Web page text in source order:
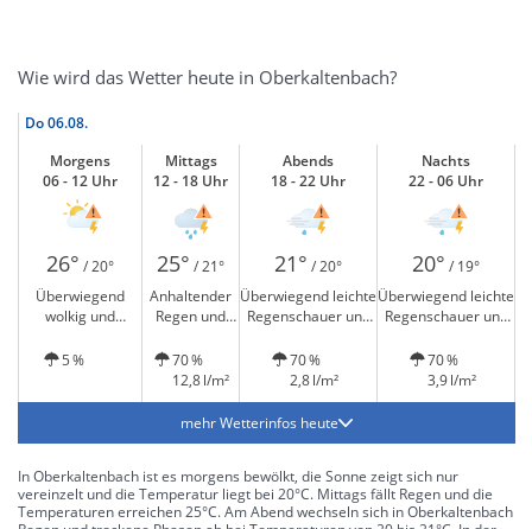
Wie wird das Wetter heute in Oberkaltenbach?
Do06.08.
Morgens
06 - 12 Uhr
Mittags
12 - 18 Uhr
Abends
18 - 22 Uhr
Nachts
22 - 06 Uhr
26° / 20° 25° / 21° 21° / 20° 20° / 19°
Überwiegend
wolkig und
Anhaltender
Regen und
möglich
Überwiegend leichte
Regenschauer und
Überwiegend leichte
Regenschauer und
5 %
70 %
12,8 l/m²
70 %
2,8 l/m²
70 %
3,9 l/m²
mehr Wetterinfos heute
In Oberkaltenbach ist es morgens bewölkt, die Sonne zeigt sich nur
vereinzelt und die Temperatur liegt bei 20°C. Mittags fällt Regen und die
Temperaturen erreichen 25°C. Am Abend wechseln sich in Oberkaltenbach